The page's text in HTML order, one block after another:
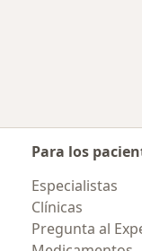
Para los
Especialistas
Clínicas
Pregunta al